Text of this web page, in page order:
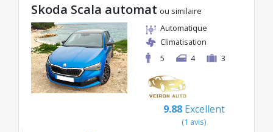
dans la catégorie sélectionnée, avec des tarifs
avantageux débutant à seulement 30€/jour.
Skoda Scala automat ou similaire
Automatique
Climatisation
5
4 3
9.88 Excellent
(1 avis)